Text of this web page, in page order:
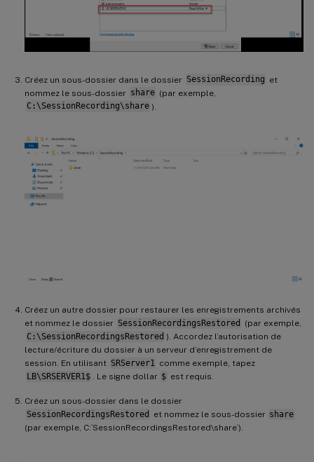
Créez un sous-dossier dans le dossier SessionRecording et
nommez le sous-dossier share (par exemple,
C:\SessionRecording\share ).
Créez un autre dossier pour restaurer les enregistrements archivés
et nommez le dossier SessionRecordingsRestored
(par exemple,
C:\SessionRecordingsRestored ). Accordez l’autorisation de
lecture/écriture du dossier à un serveur d’enregistrement de
session. En utilisant SRServer1 comme exemple, tapez
LB\SRSERVER1$ . Le signe dollar $ est requis.
Créez un sous-dossier dans le dossier
SessionRecordingsRestored
et nommez le sous-dossier share
(par exemple, C:`SessionRecordingsRestored\share`).